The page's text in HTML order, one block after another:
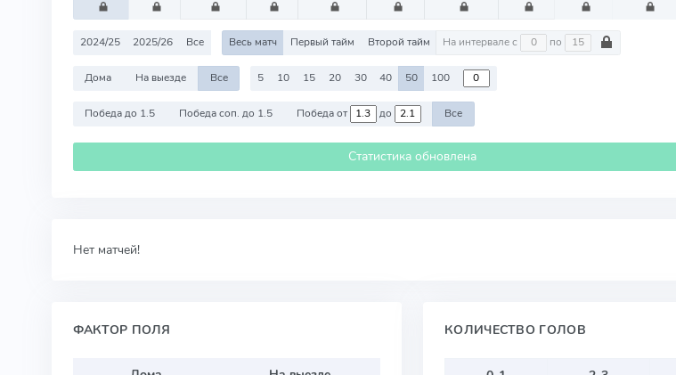
2024/25 2025/26 Все Весь матч Первый тайм Второй тайм На интервале с по
Дома На выезде Все 5 10 15 20 30 40 50 100
Победа до 1.5 Победа соп. до 1.5 Победа от до Все
Статистика обновлена
Нет матчей!
ФАКТОР ПОЛЯ КОЛИЧЕСТВО ГОЛОВ